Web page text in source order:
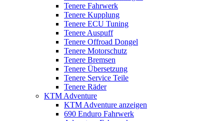
Tenere Fahrwerk
Tenere Kupplung
Tenere ECU Tuning
Tenere Auspuff
Tenere Offroad Dongel
Tenere Motorschutz
Tenere Bremsen
Tenere Übersetzung
Tenere Service Teile
Tenere Räder
KTM Adventure
KTM Adventure anzeigen
690 Enduro Fahrwerk